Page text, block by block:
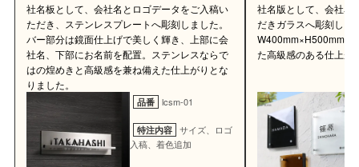
社名板として、会社名とロゴデータをご入稿い
ただき、ステンレスプレートへ彫刻しました。
バー部分は鏡面仕上げで美しく輝き、上部に会
社名、下部にお名前を配置。ステンレスならで
はの煌めきと高級感を兼ね備えた仕上がりとな
りました。
品番 lcsm-01
特注内容
サイズ、ロゴ
入稿、着色追加
社名版として、会社名
だきガラスへ彫刻しま
W400mm×H500mmで
た高級感のある仕上が